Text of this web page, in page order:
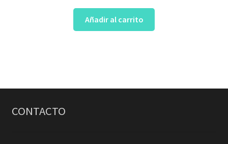
Añadir al carrito
CONTACTO